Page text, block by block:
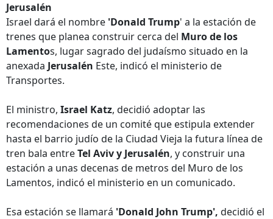
Jerusalén
Israel dará el nombre 'Donald Trump' a la estación de
trenes que planea construir cerca del Muro de los
Lamentos, lugar sagrado del judaísmo situado en la
anexada Jerusalén Este, indicó el ministerio de
Transportes.
El ministro, Israel Katz, decidió adoptar las
recomendaciones de un comité que estipula extender
hasta el barrio judío de la Ciudad Vieja la futura línea de
tren bala entreTel Aviv y Jerusalén, y construir una
estación a unas decenas de metros del Muro de los
Lamentos, indicó el ministerio en un comunicado.
Esa estación se llamará 'Donald John Trump', decidió el